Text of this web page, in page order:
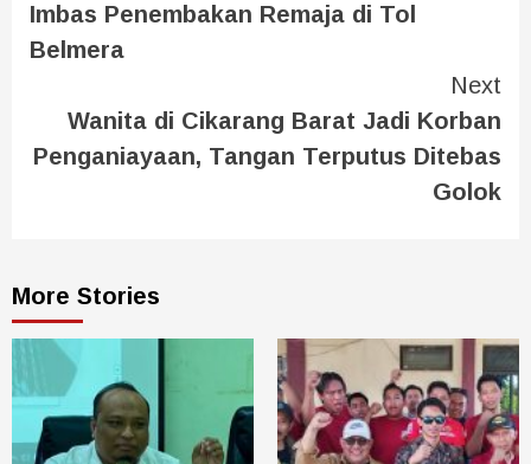
Imbas Penembakan Remaja di Tol
Belmera
Next
Wanita di Cikarang Barat Jadi Korban
Penganiayaan, Tangan Terputus Ditebas
Golok
More Stories